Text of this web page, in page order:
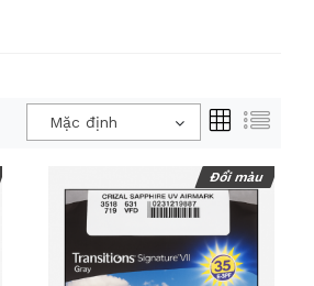
Mặc định
Đổi màu